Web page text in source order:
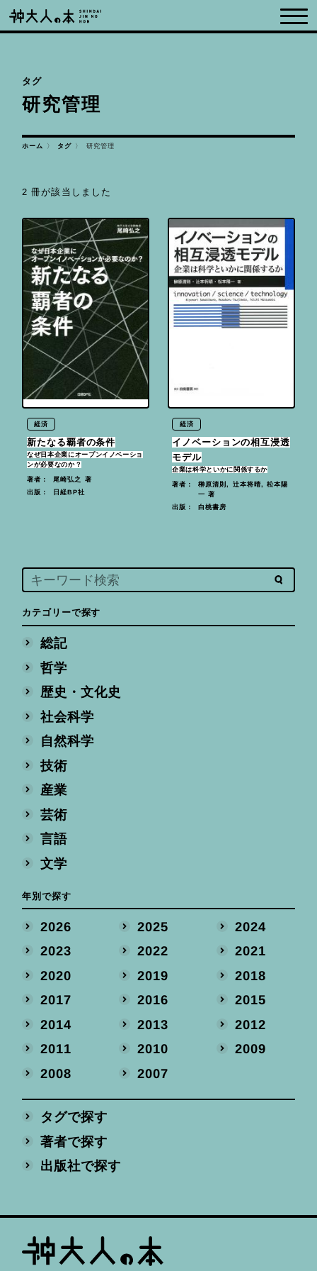
タグ
研究管理
ホーム タグ 研究管理
2 冊が該当しました
経済
新たなる覇者の条件
なぜ日本企業にオープンイノベーショ
ンが必要なのか？
著者： 尾崎弘之 著
出版： 日経BP社
経済
イノベーションの相互浸透
モデル
企業は科学といかに関係するか
著者： 榊原清則, 辻本将晴, 松本陽
一 著
出版： 白桃書房
カテゴリーで探す
総記
哲学
歴史・文化史
社会科学
自然科学
技術
産業
芸術
言語
文学
年別で探す
2026 2025
2024
2023
2022
2021
2020
2019
2018
2017
2016
2015
2014
2013
2012
2011
2010
2009
2008
2007
タグで探す
著者で探す
出版社で探す